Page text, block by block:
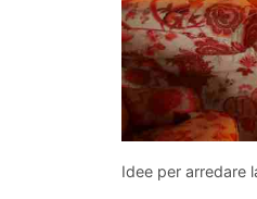
Idee per arredare